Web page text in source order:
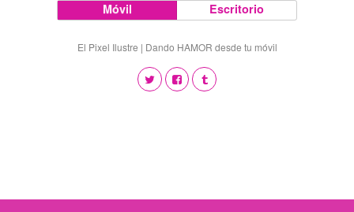
Móvil Escritorio
El Pixel Ilustre | Dando HAMOR desde tu móvil